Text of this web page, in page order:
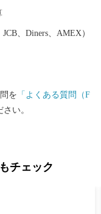
、Diners、AMEX）
を 「よくある質問（F
い。
チェック